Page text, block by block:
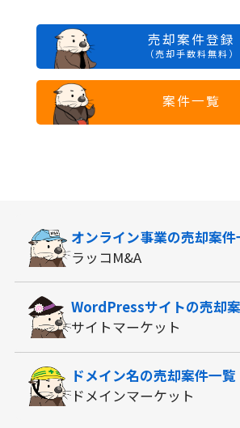
売却案件登録
（売却手数料無料）
案件一覧
オンライン事業の売却案件
ラッコM&A
WordPressサイトの売却
サイトマーケット
ドメイン名の売却案件一覧
ドメインマーケット